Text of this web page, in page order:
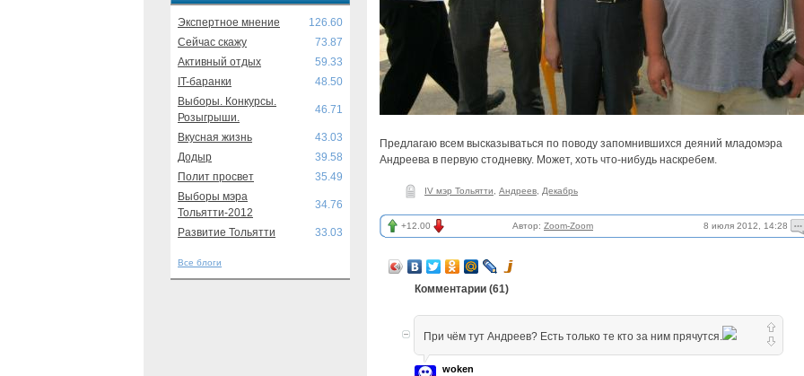
Экспертное мнение
126.60
Сейчас скажу
73.87
Активный отдых
59.33
IT-баранки
48.50
Выборы. Конкурсы.
Розыгрыши.
46.71
Вкусная жизнь
43.03
Додыр
39.58
Полит просвет
35.49
Выборы мэра
Тольятти-2012
34.76
Развитие Тольятти 33.03
Все блоги
Предлагаю всем высказываться по поводу запомнившихся деяний младомэра
Андреева в первую стодневку. Может, хоть что-нибудь наскребем.
IV мэр Тольятти Андреев Декабрь
+12.00 Автор: Zoom-Zoom 8 июля 2012, 14:28
Комментарии (61)
При чём тут Андреев? Есть только те кто за ним прячутся.
woken